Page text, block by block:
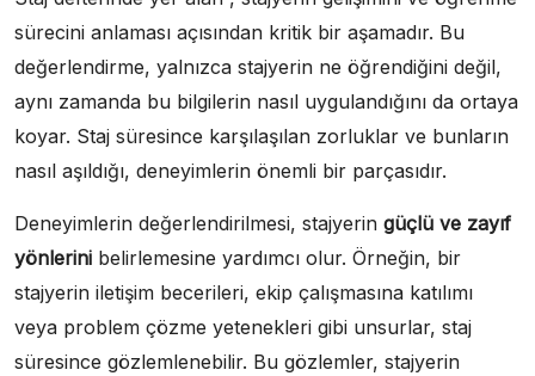
sürecini anlaması açısından kritik bir aşamadır. Bu
değerlendirme, yalnızca stajyerin ne öğrendiğini değil,
aynı zamanda bu bilgilerin nasıl uygulandığını da ortaya
koyar. Staj süresince karşılaşılan zorluklar ve bunların
nasıl aşıldığı, deneyimlerin önemli bir parçasıdır.
Deneyimlerin değerlendirilmesi, stajyerin güçlü ve zayıf
yönlerini belirlemesine yardımcı olur. Örneğin, bir
stajyerin iletişim becerileri, ekip çalışmasına katılımı
veya problem çözme yetenekleri gibi unsurlar, staj
süresince gözlemlenebilir. Bu gözlemler, stajyerin